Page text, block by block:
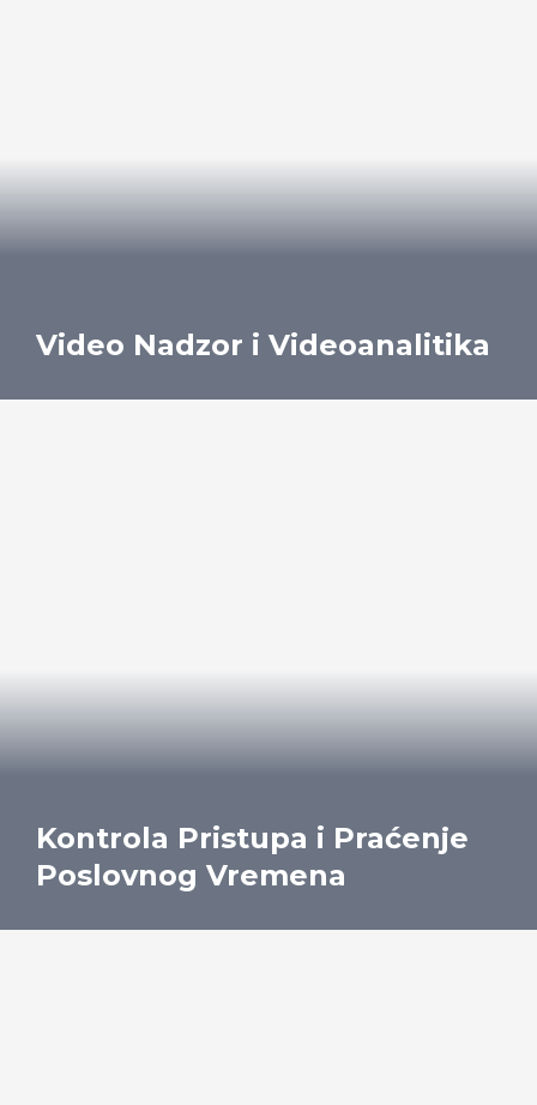
Video Nadzor i Videoanalitika
Kontrola Pristupa i Praćenje
Poslovnog Vremena